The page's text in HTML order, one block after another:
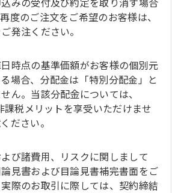
みの受付及び約定を取り消す場合
度のご注文をご希望のお客様は、
発注ください。
時点の基準価額がお客様の個別元
場合、分配金は「特別分配金」と
ん。当該分配金については、
課税メリットを享受いただけませ
ださい。
び諸費用、リスクに関しまして
見書および目論見書補完書面をご
際のお取引に際しては、契約締結